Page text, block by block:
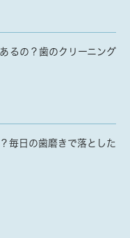
るの？歯のクリーニング
毎日の歯磨きで落とした